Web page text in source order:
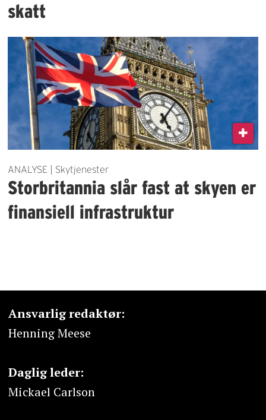
skatt
ANALYSE | Skytjenester
Storbritannia slår fast at skyen er
finansiell infrastruktur
Ansvarlig redaktør:
Henning Meese
Daglig leder:
Mickael Carlson